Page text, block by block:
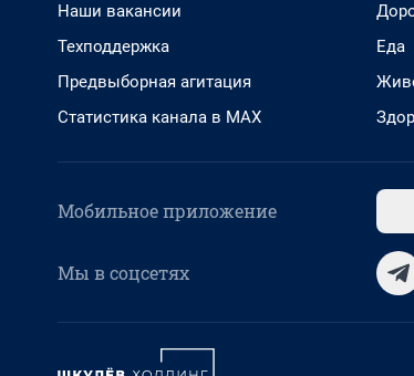
Наши вакансии
Техподдержка
Предвыборная агитация
Статистика канала в MAX
Еда
Мобильное приложение
Мы в соцсетях